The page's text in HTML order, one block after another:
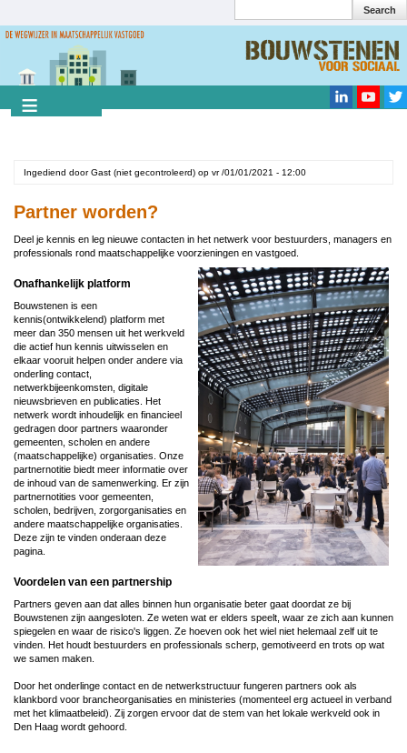
naar
gaan
Search
Ingediend doorGast (niet gecontroleerd) op vr /01/01/2021 - 12:00
Partner worden?
Deel je kennis en leg nieuwe contacten in het netwerk voor bestuurders, managers en
professionals rond maatschappelijke voorzieningen en vastgoed.
Image
Onafhankelijk platform
Bouwstenen is een
kennis(ontwikkelend) platform met
meer dan 350 mensen uit het werkveld
die actief hun kennis uitwisselen en
elkaar vooruit helpen onder andere via
onderling contact,
netwerkbijeenkomsten, digitale
nieuwsbrieven en publicaties. Het
netwerk wordt inhoudelijk en financieel
gedragen door partners waaronder
gemeenten, scholen en andere
(maatschappelijke) organisaties. Onze
partnernotitie biedt meer informatie over
de inhoud van de samenwerking. Er zijn
partnernotities voor gemeenten,
scholen, bedrijven, zorgorganisaties en
andere maatschappelijke organisaties.
Deze zijn te vinden onderaan deze
pagina.
Voordelen van een partnership
Partners geven aan dat alles binnen hun organisatie beter gaat doordat ze bij
Bouwstenen zijn aangesloten. Ze weten wat er elders speelt, waar ze zich aan kunnen
spiegelen en waar de risico's liggen. Ze hoeven ook het wiel niet helemaal zelf uit te
vinden. Het houdt bestuurders en professionals scherp, gemotiveerd en trots op wat
we samen maken.
Door het onderlinge contact en de netwerkstructuur fungeren partners ook als
klankbord voor brancheorganisaties en ministeries (momenteel erg actueel in verband
met het klimaatbeleid). Zij zorgen ervoor dat de stem van het lokale werkveld ook in
Den Haag wordt gehoord.